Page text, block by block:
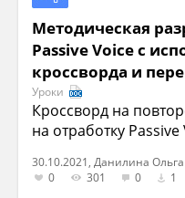
Методическая
Passive Voice с
кроссворда и
Уроки
Кроссворд на
на отработку Passive
30.10.2021, Данилина
0
301 0 1